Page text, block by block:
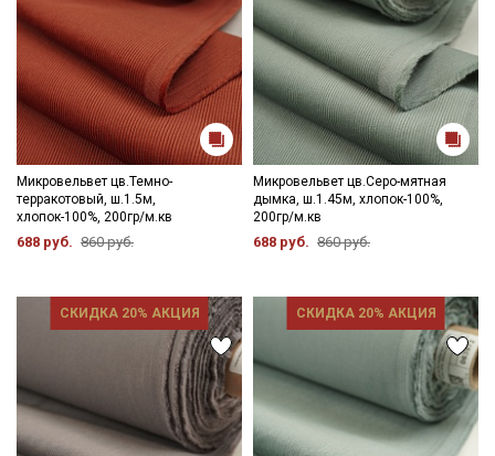
Микровельвет цв.Темно-
терракотовый, ш.1.5м,
хлопок-100%, 200гр/м.кв
688 руб. 860 руб.
Микровельвет цв.Серо-мятная
дымка, ш.1.45м, хлопок-100%,
200гр/м.кв
688 руб. 860 руб.
СКИДКА 20% АКЦИЯ СКИДКА 20% АКЦИЯ